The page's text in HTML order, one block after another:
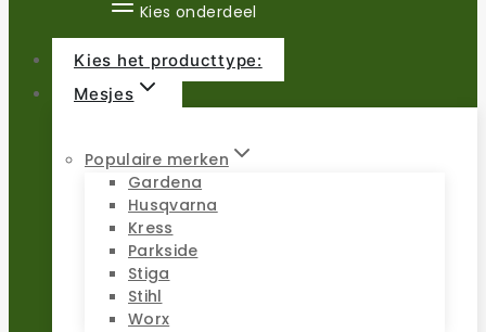
Kies onderdeel
Kies het producttype:
Mesjes
Populaire merken
Gardena
Husqvarna
Kress
Parkside
Stiga
Stihl
Worx